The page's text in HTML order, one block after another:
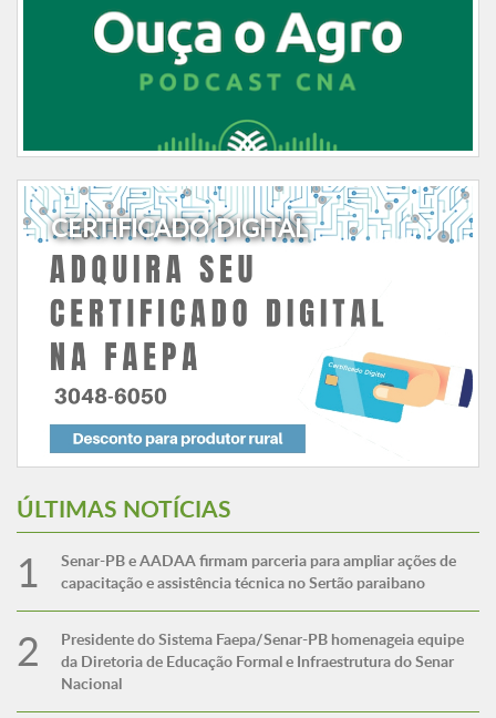
CERTIFICADO DIGITAL
ÚLTIMAS NOTÍCIAS
Senar-PB e AADAA firmam parceria para ampliar ações de
capacitação e assistência técnica no Sertão paraibano
Presidente do Sistema Faepa/Senar-PB homenageia equipe
da Diretoria de Educação Formal e Infraestrutura do Senar
Nacional